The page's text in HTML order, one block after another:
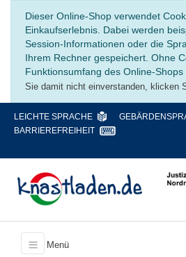
Dieser Online-Shop verwendet
Einkaufserlebnis. Dabei werden
Session-Informationen oder die
Ihrem Rechner gespeichert. Ohne
Funktionsumfang des Online-Shops
Sie damit nicht einverstanden, klicken
LEICHTE SPRACHE
BARRIEREFREIHEIT
Menü